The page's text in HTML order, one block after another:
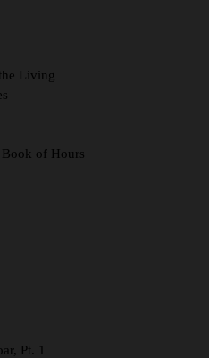
Living
Book of Hours
Pt. 1